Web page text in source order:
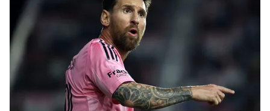
Image Credit : Asianet News
এই বর্ধিত DR সুবিধাটি শুধুমাত্র পুরনো CPF
(কন্ট্রিবিউটরি প্রভিডেন্ট ফান্ড) সুবিধাভোগীদের
একটি সীমিত শ্রেণি এবং তাঁদের যোগ্য পরিবারের
সদস্যদের জন্য উপলব্ধ হবে। প্রথম শ্রেণির অন্তর্ভুক্ত